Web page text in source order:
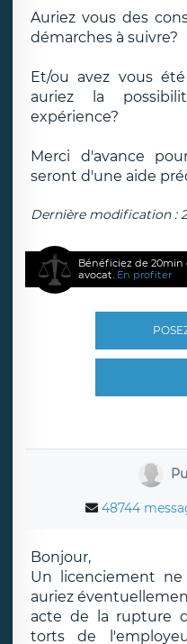
Auriez vous des
démarches à suivre?
Et/ou avez vous
auriez la
expérience?
Merci d'avance
seront d'une aide
Dernière modification :
Bénéficiez de
avocat. En profiter
48744
Bonjour,
Un licenciement
auriez
acte de la rupture
torts de